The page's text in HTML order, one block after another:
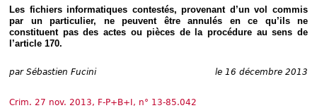
Les fichiers informatiques contestés, provenant d’un vol commis
par un particulier, ne peuvent être annulés en ce qu’ils ne
constituent pas des actes ou pièces de la procédure au sens de
l’article 170.
par Sébastien Fucini le 16 décembre 2013
Crim. 27 nov. 2013, F-P+B+I, n° 13-85.042